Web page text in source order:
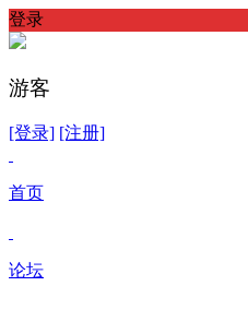
登录
游客
[登录] [注册]
首页
论坛